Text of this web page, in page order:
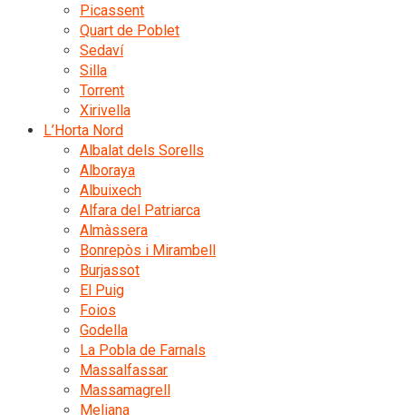
Picassent
Quart de Poblet
Sedaví
Silla
Torrent
Xirivella
L’Horta Nord
Albalat dels Sorells
Alboraya
Albuixech
Alfara del Patriarca
Almàssera
Bonrepòs i Mirambell
Burjassot
El Puig
Foios
Godella
La Pobla de Farnals
Massalfassar
Massamagrell
Meliana